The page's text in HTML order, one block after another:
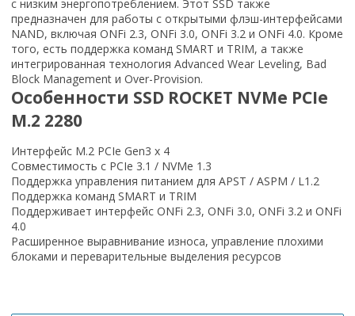
с низким энергопотреблением. Этот SSD также
предназначен для работы с открытыми флэш-интерфейсами
NAND, включая ONFi 2.3, ONFi 3.0, ONFi 3.2 и ONFi 4.0. Кроме
того, есть поддержка команд SMART и TRIM, а также
интегрированная технология Advanced Wear Leveling, Bad
Block Management и Over-Provision.
Особенности SSD ROCKET NVMe PCIe
M.2 2280
Интерфейс M.2 PCIe Gen3 x 4
Совместимость с PCIe 3.1 / NVMe 1.3
Поддержка управления питанием для APST / ASPM / L1.2
Поддержка команд SMART и TRIM
Поддерживает интерфейс ONFi 2.3, ONFi 3.0, ONFi 3.2 и ONFi
4.0
Расширенное выравнивание износа, управление плохими
блоками и переварительные выделения ресурсов